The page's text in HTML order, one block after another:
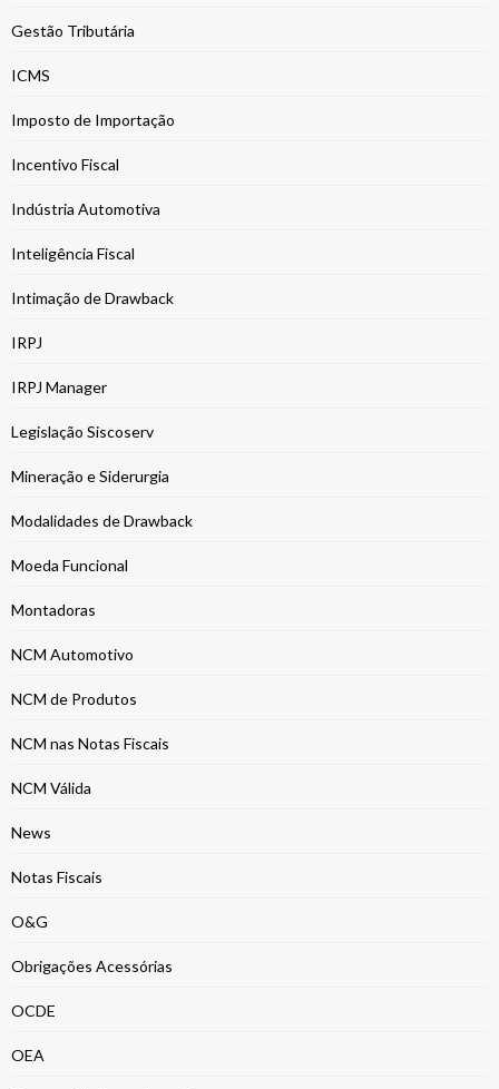
Gestão Tributária
ICMS
Imposto de Importação
Incentivo Fiscal
Indústria Automotiva
Inteligência Fiscal
Intimação de Drawback
IRPJ
IRPJ Manager
Legislação Siscoserv
Mineração e Siderurgia
Modalidades de Drawback
Moeda Funcional
Montadoras
NCM Automotivo
NCM de Produtos
NCM nas Notas Fiscais
NCM Válida
News
Notas Fiscais
O&G
Obrigações Acessórias
OCDE
OEA